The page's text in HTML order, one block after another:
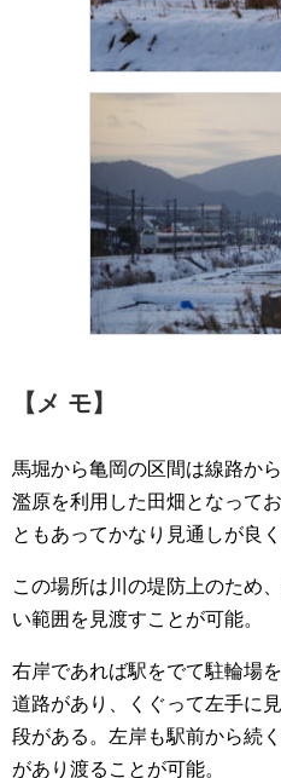
【メ モ】
馬堀から亀岡の区間は線路か
濫原を利用した田畑となって
ともあってかなり見通しが良
この場所は川の堤防上のため
い範囲を見渡すことが可能。
右岸であれば駅をでて駐輪場
道路があり、くぐって左手に
段がある。左岸も駅前から続
があり渡ることが可能。